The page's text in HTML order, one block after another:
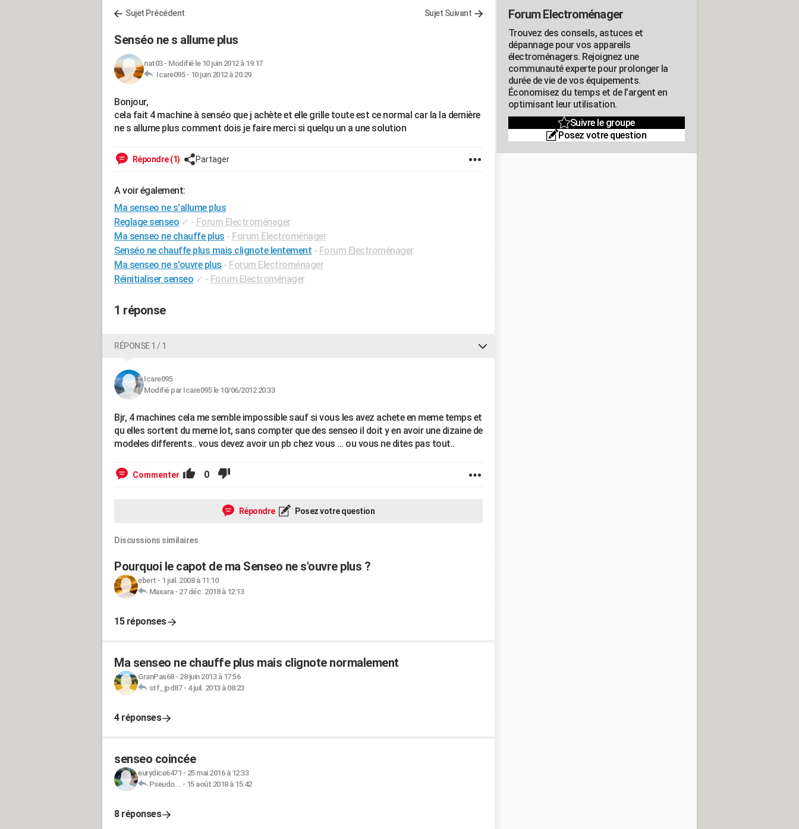
Sujet Précédent Sujet Suivant
Senséo ne s allume plus
nat03- Modifié le 10 juin 2012 à 19:17
Icare095 - 10 juin 2012 à 20:29
Bonjour,
cela fait 4 machine à senséo que j achète et elle grille toute est ce normal car la la dernière
ne s allume plus comment dois je faire merci si quelqu un a une solution
Répondre (1) Partager
A voir également:
Ma senseo ne s'allume plus
Reglage senseo ✓ - Forum Electroménager
Ma senseo ne chauffe plus - Forum Electroménager
Senséo ne chauffe plus mais clignote lentement - Forum Electroménager
Ma senseo ne s'ouvre plus - Forum Electroménager
Réinitialiser senseo ✓ - Forum Electroménager
1 réponse
RÉPONSE 1 / 1
Icare095
Modifié par Icare095 le 10/06/2012 20:33
Bjr, 4 machines cela me semble impossible sauf si vous les avez achete en meme temps et
qu elles sortent du meme lot, sans compter que des senseo il doit y en avoir une dizaine de
modeles differents.. vous devez avoir un pb chez vous ... ou vous ne dites pas tout..
Commenter 0
Répondre Posez votre question
Discussions similaires
Pourquoi le capot de ma Senseo ne s'ouvre plus ?
ebert - 1 juil. 2008 à 11:10
Maxara- 27 déc. 2018 à 12:13
15 réponses
Ma senseo ne chauffe plus mais clignote normalement
GranPas68- 28 juin 2013 à 17:56
stf_jpd87- 4 juil. 2013 à 08:23
4 réponses
senseo coincée
eurydice6471 - 25 mai 2016 à 12:33
Pseudo... - 15 août 2018 à 15:42
8 réponses
Forum Electroménager
Trouvez des conseils, astuces et
dépannage pour vos appareils
électroménagers. Rejoignez une
communauté experte pour prolonger la
durée de vie de vos équipements.
Économisez du temps et de l'argent en
optimisant leur utilisation.
Suivre le groupe
Posez votre question